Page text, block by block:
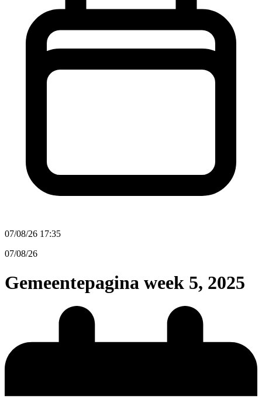
07/08/26 17:35
07/08/26
Gemeentepagina week 5, 2025